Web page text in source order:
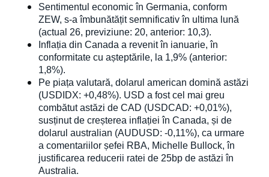
Sentimentul economic în Germania, conform
ZEW, s-a îmbunătățit semnificativ în ultima lună
(actual 26, previziune: 20, anterior: 10,3).
Inflația din Canada a revenit în ianuarie, în
conformitate cu așteptările, la 1,9% (anterior:
1,8%).
Pe piața valutară, dolarul american domină astăzi
(USDIDX: +0,48%). USD a fost cel mai greu
combătut astăzi de CAD (USDCAD: +0,01%),
susținut de creșterea inflației în Canada, și de
dolarul australian (AUDUSD: -0,11%), ca urmare
a comentariilor șefei RBA, Michelle Bullock, în
justificarea reducerii ratei de 25bp de astăzi în
Australia.